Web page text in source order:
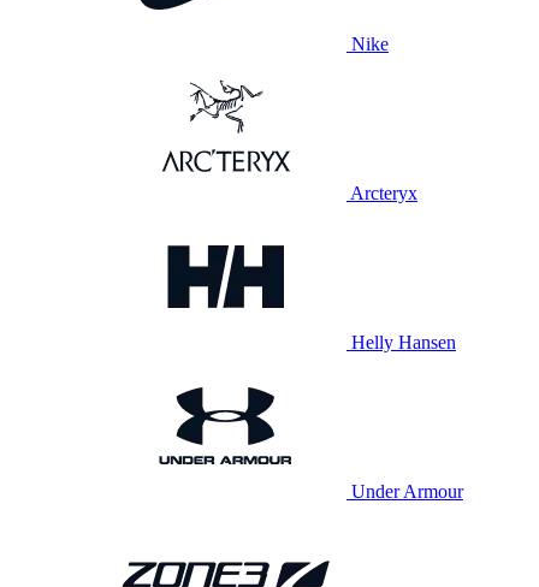
Nike
Arcteryx
Helly Hansen
Under Armour